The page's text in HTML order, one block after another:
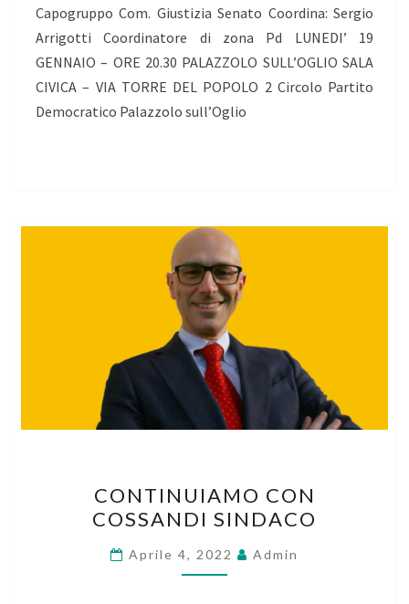
Capogruppo Com. Giustizia Senato Coordina: Sergio
Arrigotti Coordinatore di zona Pd LUNEDI’ 19
GENNAIO – ORE 20.30 PALAZZOLO SULL’OGLIO SALA
CIVICA – VIA TORRE DEL POPOLO 2 Circolo Partito
Democratico Palazzolo sull’Oglio
CON
COSSANDI
SINDACO
CONTINUIAMO CON
COSSANDI SINDACO
Aprile 4, 2022 Admin